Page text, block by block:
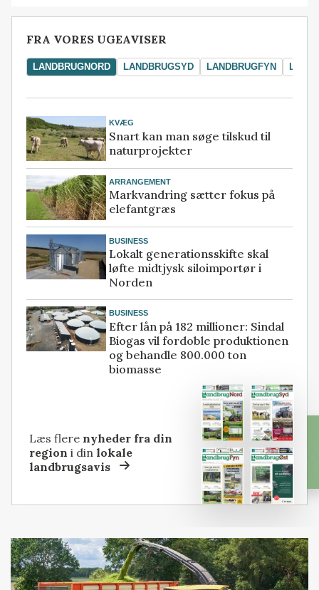
FRA VORES UGEAVISER
LANDBRUGNORD LANDBRUGSYD LANDBRUGFYN
KVÆG
Snart kan man søge tilskud til
naturprojekter
ARRANGEMENT
Markvandring sætter fokus på
elefantgræs
BUSINESS
Lokalt generationsskifte skal
løfte midtjysk siloimportør i
Norden
BUSINESS
Efter lån på 182 millioner: Sindal
Biogas vil fordoble produktionen
og behandle 800.000 ton
biomasse
Læs flere nyheder fra din
region i dinlokale
landbrugsavis